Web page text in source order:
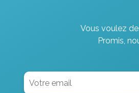
Vous voulez
Promis,